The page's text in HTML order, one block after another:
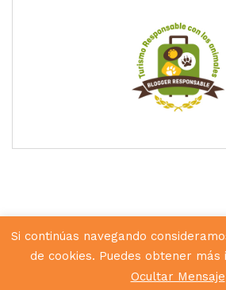
Diseñado porHunkey
Si continúas navegando
de cookies. Puedes obtener más
Ocultar Mensaje